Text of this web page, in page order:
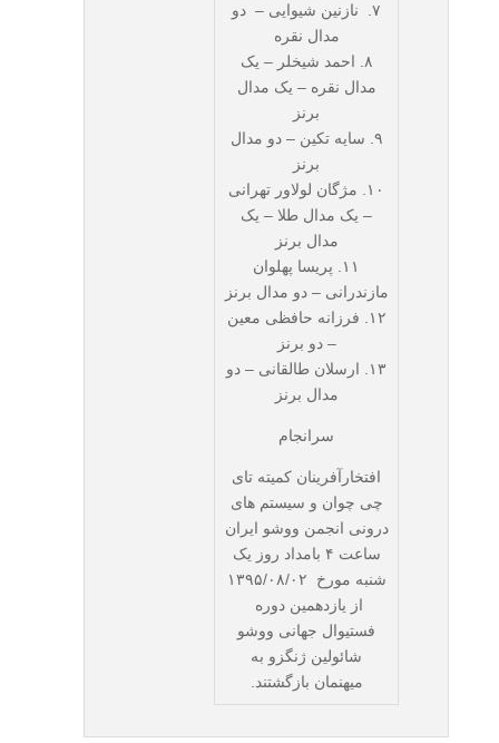
۷. نازنین شیوایی – دو
مدال نقره
۸. احمد شیخلر – یک
مدال نقره – یک مدال
برنز
۹. سایه تکین – دو مدال
برنز
۱۰. مژگان لولاور تهرانی
– یک مدال طلا – یک
مدال برنز
۱۱. پریسا پهلوان
مازندرانی – دو مدال برنز
۱۲. فرزانه حافظی معین
– دو برنز
۱۳. ارسلان طالقانی – دو
مدال برنز
سرانجام
افتخارآفرینان کمیته تای
چی چوان و سیستم های
درونی انجمن ووشو ایران
ساعت ۴ بامداد روز یک
شنبه مورخ ۱۳۹۵/۰۸/۰۲
از یازدهمین دوره
فستیوال جهانی ووشو
شائولین ژنگزو به
میهنمان بازگشتند.